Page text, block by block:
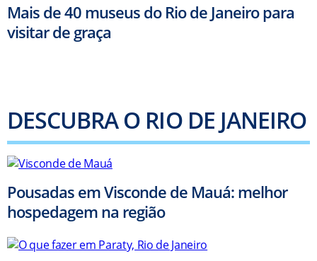
Mais de 40 museus do Rio de Janeiro para
visitar de graça
DESCUBRA O RIO DE JANEIRO
Pousadas em Visconde de Mauá: melhor
hospedagem na região